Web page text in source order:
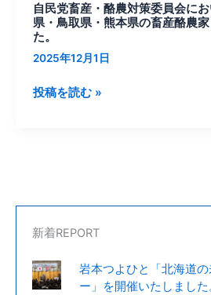
自民党畜産・酪農対策委員会に
県・鳥取県・熊本県の畜産酪農
た。
2025年12月1日
い
て
岩
県・
県・
熊
本
県
の
投稿を読む »
新着REPORT
岩本つよひと「北海道
ー」を開催いたしました